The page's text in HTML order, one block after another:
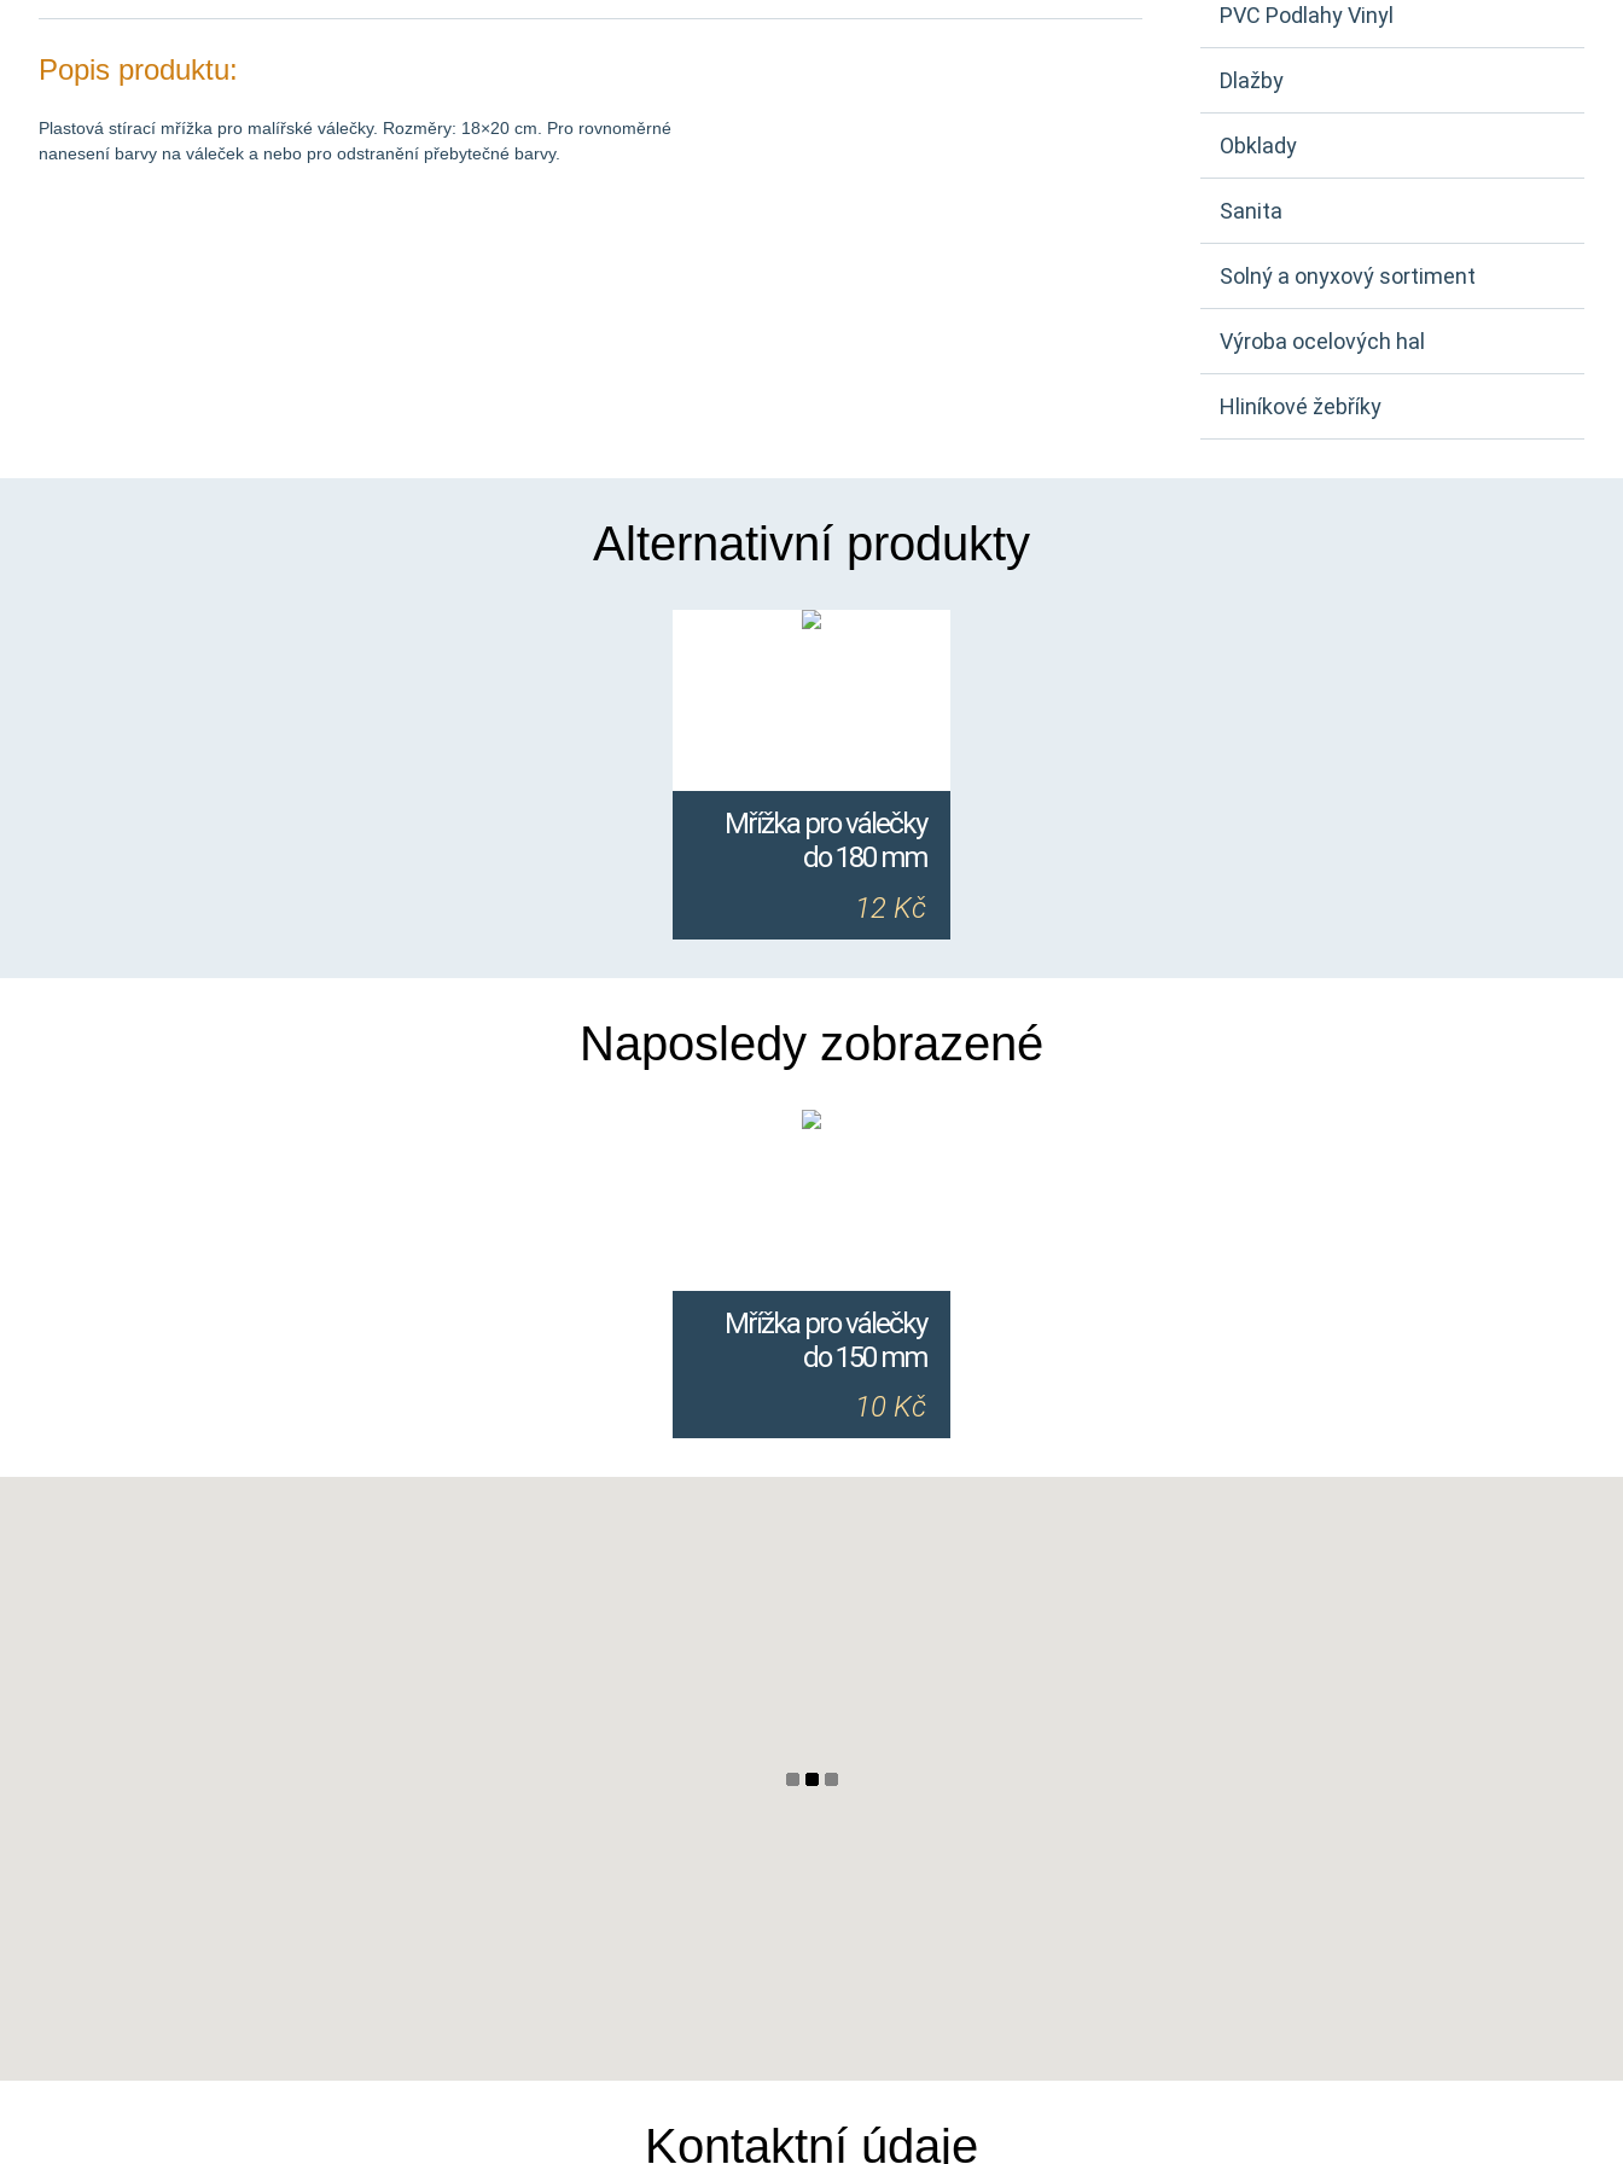
Popis produktu:
Plastová stírací mřížka pro malířské válečky. Rozměry: 18×20 cm. Pro rovnoměrné
nanesení barvy na váleček a nebo pro odstranění přebytečné barvy.
PVC Podlahy Vinyl
Dlažby
Obklady
Sanita
Solný a onyxový sortiment
Výroba ocelových hal
Hliníkové žebříky
Alternativní produkty
Mřížka pro válečky
do 180 mm
12 Kč
Naposledy zobrazené
Mřížka pro válečky
do 150 mm
10 Kč
Kontaktní údaje